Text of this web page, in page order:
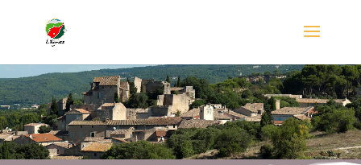
Démarches Administratives